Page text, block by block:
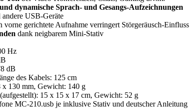
dynamische Sprach- und Gesangs-Aufzeichnungen
USB-Geräte
vorne gerichtete Aufnahme verringert Störgeräusch-
dank neigbarem Mini-Stativ
Hz
dB
des Kabels: 125 cm
130 mm, Gewicht: 140 g
15 x 15 x 17 cm, Gewicht: 52 g
MC-210.usb je inklusive Stativ und deutscher Anleitung